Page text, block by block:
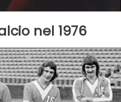
nel 1976